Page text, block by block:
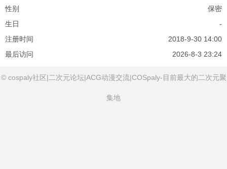
性别
保密
生日
-
注册时间
2018-9-30 14:00
最后访问
2026-8-3 23:24
© cospaly社区|二次元论坛|ACG动漫交流|COSpaly-目前最大的二次元聚
集地